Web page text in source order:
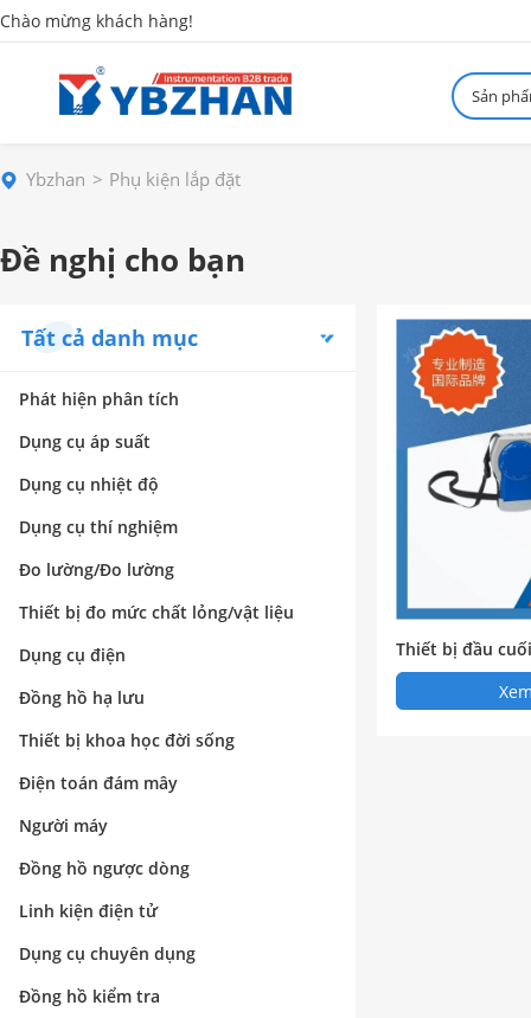
Chào mừng khách hàng!
Sản
Ybzhan Phụ kiện lắp đặt
Đề nghị cho bạn
Tất cả danh mục
Phát hiện phân tích
Dụng cụ áp suất
Dụng cụ nhiệt độ
Dụng cụ thí nghiệm
Đo lường/Đo lường
Thiết bị đo mức chất lỏng/vật liệu
Dụng cụ điện
Đồng hồ hạ lưu
Thiết bị khoa học đời sống
Điện toán đám mây
Người máy
Đồng hồ ngược dòng
Linh kiện điện tử
Dụng cụ chuyên dụng
Đồng hồ kiểm tra
Thiết bị đầu